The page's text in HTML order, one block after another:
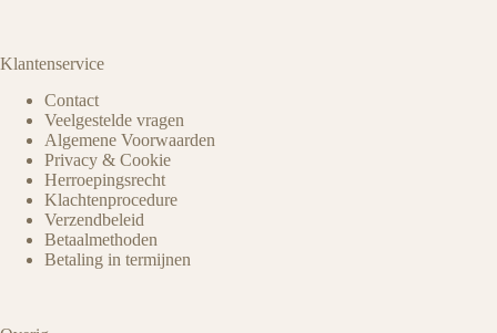
Klantenservice
Contact
Veelgestelde vragen
Algemene Voorwaarden
Privacy & Cookie
Herroepingsrecht
Klachtenprocedure
Verzendbeleid
Betaalmethoden
Betaling in termijnen